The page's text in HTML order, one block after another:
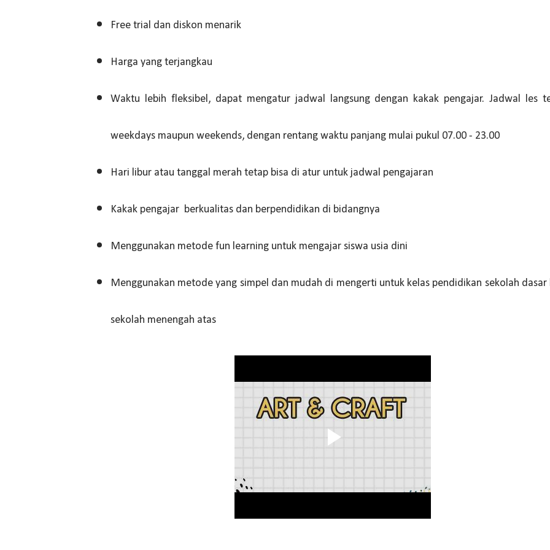
Free trial dan diskon menarik
Harga yang terjangkau
Waktu lebih fleksibel, dapat mengatur jadwal langsung dengan kakak pengajar. Jadwal les
weekdays maupun weekends, dengan rentang waktu panjang mulai pukul 07.00 - 23.00
Hari libur atau tanggal merah tetap bisa di atur untuk jadwal pengajaran
Kakak pengajar berkualitas dan berpendidikan di bidangnya
Menggunakan metode fun learning untuk mengajar siswa usia dini
Menggunakan metode yang simpel dan mudah di mengerti untuk kelas pendidikan sekolah dasar
sekolah menengah atas